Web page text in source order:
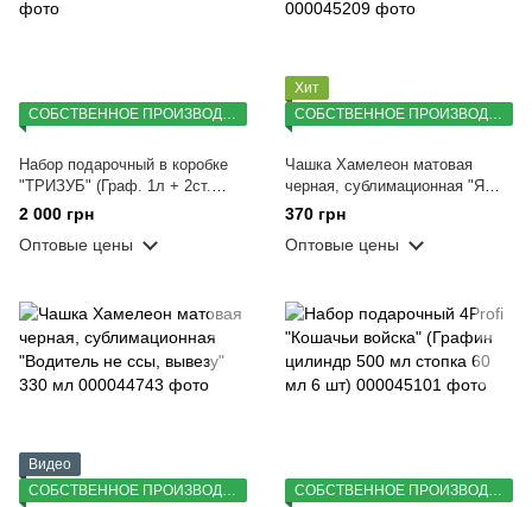
Набор подарочный в коробке
"ТРИЗУБ" (Граф. 1л + 2ст.
315мл) УФ
2 000 грн
Оптовые цены
Хит
Чашка Хамелеон матовая
черная, сублимационная "Я
тебя вижу!" 330 мл
370 грн
Оптовые цены
Видео